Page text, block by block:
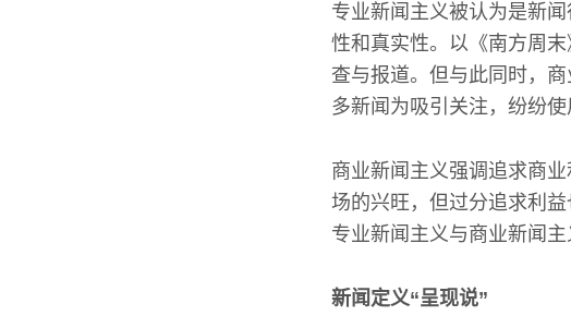
专业新闻主义被认为是新
性和真实性。以《南方周
查与报道。但与此同时，
多新闻为吸引关注，纷纷
商业新闻主义强调追求商
场的兴旺，但过分追求利
专业新闻主义与商业新闻
新闻定义“呈现说”